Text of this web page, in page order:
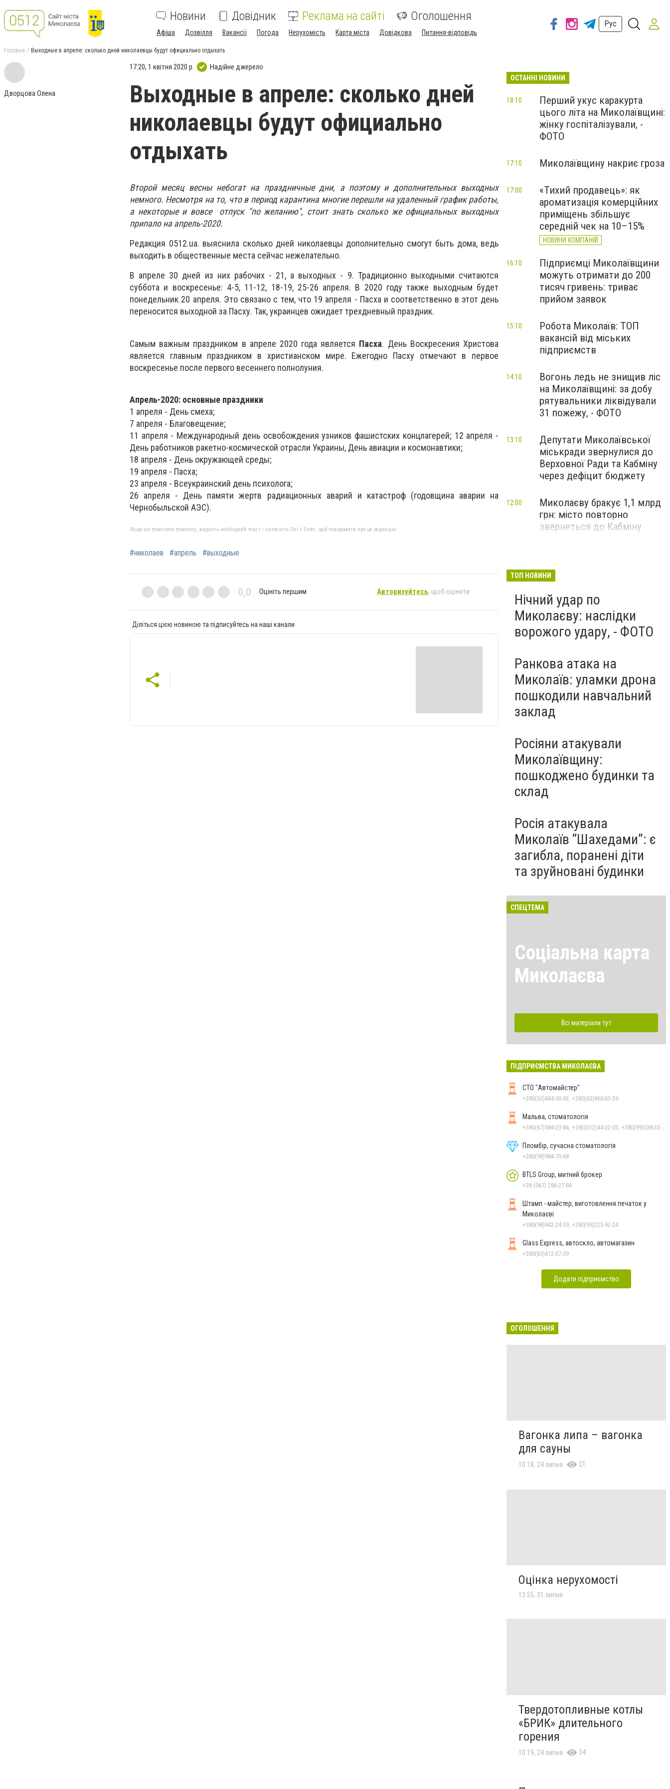
Новини Довідник Реклама на сайті Оголошення
Афіша Дозвілля Вакансії Погода Нерухомість Карта міста Довідкова Питання-відповідь
Рус
Головна Выходные в апреле: сколько дней николаевцы будут официально отдыхать
Дворцова Олена
17:20, 1 квітня 2020 р. Надійне джерело
Выходные в апреле: сколько дней
николаевцы будут официально
отдыхать
Второй месяц весны небогат на праздничные дни, а поэтому и дополнительных выходных
немного. Несмотря на то, что в период карантина многие перешли на удаленный график работы,
а некоторые и вовсе отпуск "по желанию", стоит знать сколько же официальных выходных
припало на апрель-2020.
Редакция 0512.ua. выяснила сколько дней николаевцы дополнительно смогут быть дома, ведь
выходить в общественные места сейчас нежелательно.
В апреле 30 дней из них рабочих - 21, а выходных - 9. Традиционно выходными считаются
суббота и воскресенье: 4-5, 11-12, 18-19, 25-26 апреля. В 2020 году также выходным будет
понедельник 20 апреля. Это связано с тем, что 19 апреля - Пасха и соответственно в этот день
переносится выходной за Пасху. Так, украинцев ожидает трехдневный праздник.
Самым важным праздником в апреле 2020 года является Пасха. День Воскресения Христова
является главным праздником в христианском мире. Ежегодно Пасху отмечают в первое
воскресенье после первого весеннего полнолуния.
Апрель-2020: основные праздники
1 апреля - День смеха;
7 апреля - Благовещение;
11 апреля - Международный день освобождения узников фашистских концлагерей; 12 апреля -
День работников ракетно-космической отрасли Украины, День авиации и космонавтики;
18 апреля - День окружающей среды;
19 апреля - Пасха;
23 апреля - Всеукраинский день психолога;
26 апреля - День памяти жертв радиационных аварий и катастроф (годовщина аварии на
Чернобыльской АЭС).
Якщо ви помітили помилку, виділіть необхідний текст і натисніть Ctrl + Enter, щоб повідомити про це редакцію
#николаев #апрель #выходные
0,0 Оцініть першим Авторизуйтесь, щоб оцінити
Діліться цією новиною та підписуйтесь на наші канали
ОСТАННІ НОВИНИ
Перший укус каракурта
цього літа на Миколаївщині:
жінку госпіталізували, -
ФОТО
18:10
Миколаївщину накриє гроза
17:10
«Тихий продавець»: як
ароматизація комерційних
приміщень збільшує
середній чек на 10–15%
НОВИНИ КОМПАНІЙ
17:00
Підприємці Миколаївщини
можуть отримати до 200
тисяч гривень: триває
прийом заявок
16:10
Робота Миколаїв: ТОП
вакансій від міських
підприємств
15:10
Вогонь ледь не знищив ліс
на Миколаївщині: за добу
рятувальники ліквідували
31 пожежу, - ФОТО
14:10
Депутати Миколаївської
міськради звернулися до
Верховної Ради та Кабміну
через дефіцит бюджету
13:10
Миколаєву бракує 1,1 млрд
грн: місто повторно
звернеться до Кабміну
12:00
ТОП НОВИНИ
Нічний удар по
Миколаєву: наслідки
ворожого удару, - ФОТО
Ранкова атака на
Миколаїв: уламки дрона
пошкодили навчальний
заклад
Росіяни атакували
Миколаївщину:
пошкоджено будинки та
склад
Росія атакувала
Миколаїв “Шахедами”: є
загибла, поранені діти
та зруйновані будинки
СПЕЦТЕМА
Соціальна карта
Миколаєва
Всі матеріали тут
ПІДПРИЄМСТВА МИКОЛАЄВА
СТО "Автомайстер"
+380(63)844-50-93, +380(63)860-63-39
Мальва, стоматологія
Пломбір, сучасна стоматологія
+380(98)984-73-68
BTLS Group, митний брокер
+38 (067) 286-27-84
Штамп - майстер, виготовлення печаток у
Миколаєві
+380(98)842-24-59, +380(95)223-92-24
Glass Express, автоскло, автомагазин
+380(63)612-07-59
Додати підприємство
ОГОЛОШЕННЯ
Вагонка липа – вагонка
для сауны
10:18, 24 липня 21
Оцінка нерухомості
13:55, 31 липня
Твердотопливные котлы
«БРИК» длительного
горения
10:19, 24 липня 34